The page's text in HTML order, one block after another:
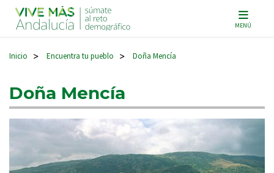
Navegación principal MENÚ
Inicio > Encuentra tu pueblo > Doña Mencía
Doña Mencía